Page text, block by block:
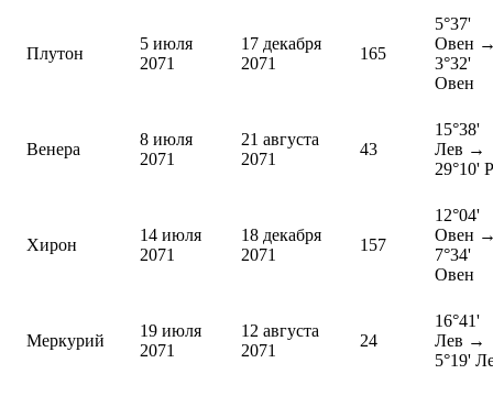
Плутон
5 июля
2071
17 декабря
2071
165
5°37'
Овен
3°32'
Овен
Венера
8 июля
2071
21 августа
2071
43
15°38'
Лев →
29°10'
Хирон
14 июля
2071
18 декабря
2071
157
12°04'
Овен
7°34'
Овен
Меркурий
19 июля
2071
12 августа
2071
24
16°41'
Лев →
5°19'